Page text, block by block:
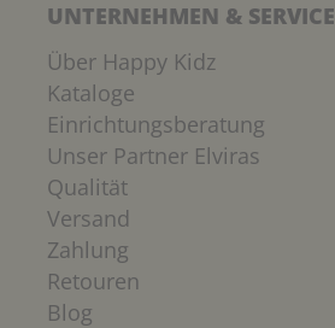
UNTERNEHMEN & SERVICE
Über Happy Kidz
Kataloge
Einrichtungsberatung
Unser Partner Elviras
Qualität
Versand
Zahlung
Retouren
Blog